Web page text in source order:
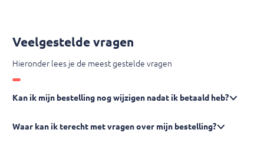
Veelgestelde vragen
Hieronder lees je de meest gestelde vragen
Kan ik mijn bestelling nog wijzigen nadat ik betaald heb?
Waar kan ik terecht met vragen over mijn bestelling?